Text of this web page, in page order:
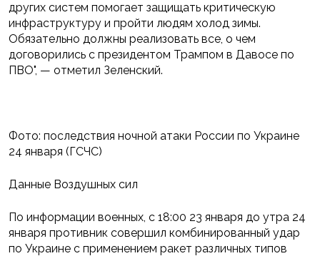
других систем помогает защищать критическую
инфраструктуру и пройти людям холод зимы.
Обязательно должны реализовать все, о чем
договорились с президентом Трампом в Давосе по
ПВО", — отметил Зеленский.
Фото: последствия ночной атаки России по Украине
24 января (ГСЧС)
Данные Воздушных сил
По информации военных, с 18:00 23 января до утра 24
января противник совершил комбинированный удар
по Украине с применением ракет различных типов